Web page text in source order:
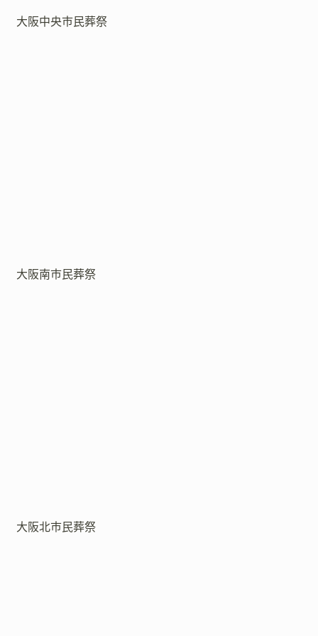
大阪中央市民葬祭
大阪南市民葬祭
大阪北市民葬祭